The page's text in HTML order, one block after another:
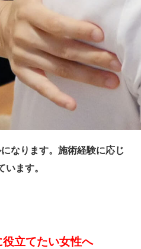
なります。施術経験に応じ
ます。
立てたい女性へ